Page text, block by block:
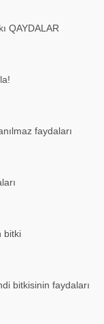
QAYDALAR
faydaları
bitki
bitkisinin faydaları